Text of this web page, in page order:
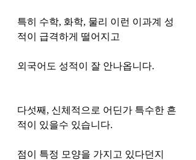
특히 수학, 화학, 물리 이런 이과계 성
적이 급격하게 떨어지고
외국어도 성적이 잘 안나옵니다.
다섯째, 신체적으로 어딘가 특수한 흔
적이 있을수 있습니다.
점이 특정 모양을 가지고 있다던지